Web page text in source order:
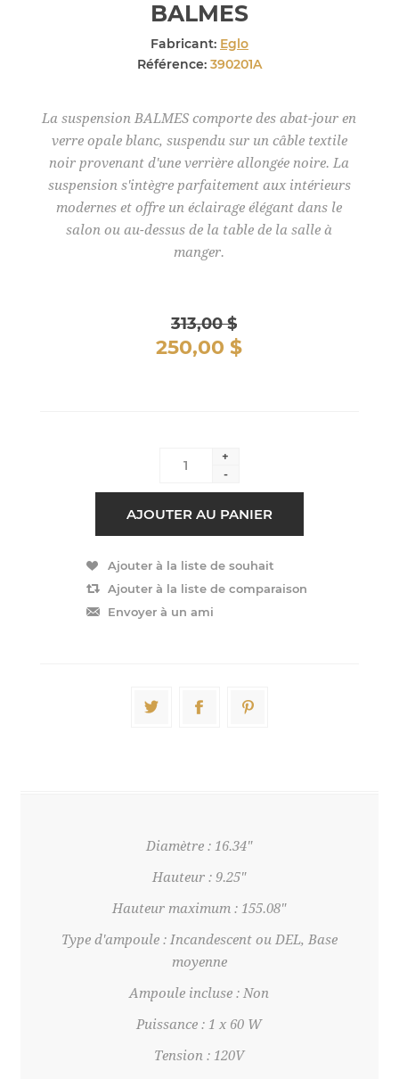
BALMES
Fabricant: Eglo
Référence: 390201A
La suspension BALMES comporte des abat-jour en
verre opale blanc, suspendu sur un câble textile
noir provenant d'une verrière allongée noire. La
suspension s'intègre parfaitement aux intérieurs
modernes et offre un éclairage élégant dans le
salon ou au-dessus de la table de la salle à
manger.
313,00 $
250,00 $
+
-
Diamètre : 16.34"
Hauteur : 9.25"
Hauteur maximum : 155.08"
Type d'ampoule : Incandescent ou DEL, Base
moyenne
Ampoule incluse : Non
Puissance : 1 x 60 W
Tension : 120V